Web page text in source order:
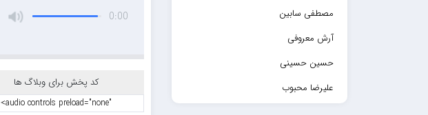
مصطفی سابین
آرش معروفی
حسین حسینی
علیرضا محبوب
0:00
کد پخش برای وبلاگ ها